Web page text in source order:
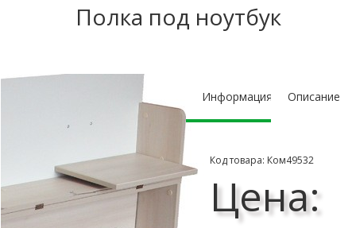
Полка под ноутбук
Информация Описание
Код товара: Ком49532
Цена: